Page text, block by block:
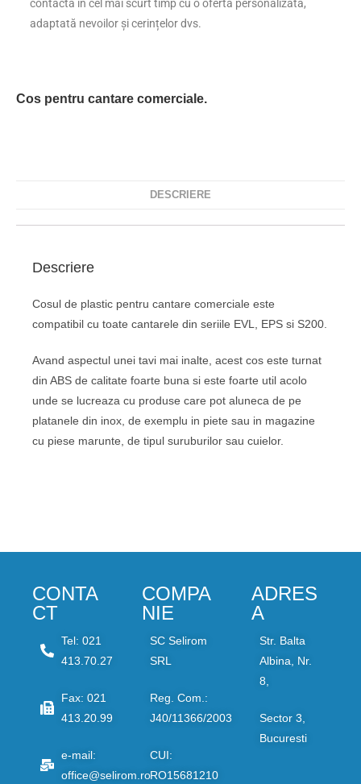
contacta în cel mai scurt timp cu o ofertă personalizată,
adaptată nevoilor și cerințelor dvs.
Cos pentru cantare comerciale.
DESCRIERE
Descriere
Cosul de plastic pentru cantare comerciale este
compatibil cu toate cantarele din seriile EVL, EPS si S200.
Avand aspectul unei tavi mai inalte, acest cos este turnat
din ABS de calitate foarte buna si este foarte util acolo
unde se lucreaza cu produse care pot aluneca de pe
platanele din inox, de exemplu in piete sau in magazine
cu piese marunte, de tipul suruburilor sau cuielor.
CONTA
CT
Tel: 021
413.70.27
Fax: 021
413.20.99
e-mail:
office@selirom.ro
COMPA
NIE
SC Selirom
SRL
Reg. Com.:
J40/11366/2003
CUI:
RO15681210
ADRES
A
Str. Balta
Albina, Nr.
8,
Sector 3,
Bucuresti